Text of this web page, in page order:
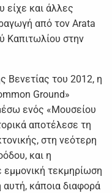
είχε και άλλες
από τον Arata
Καπιτωλίου στην
Βενετίας του 2012, η
Ground»
ενός «Μουσείου
αποτέλεσε τη
στη νεότερη
και η
τεκμηρίωση
κάποια διαφορά